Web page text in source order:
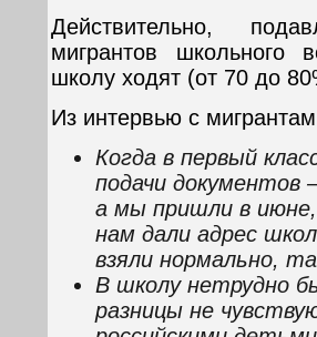
Действительно,
мигрантов школьного
школу ходят (от 70 до
Из интервью с
Когда в первый
подачи документов
а мы пришли в
нам дали адрес
взяли нормально,
В школу нетрудно
разницы не